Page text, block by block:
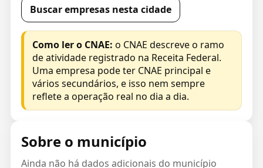
Buscar empresas nesta cidade
Como ler o CNAE: o CNAE descreve o ramo
de atividade registrado na Receita Federal.
Uma empresa pode ter CNAE principal e
vários secundários, e isso nem sempre
reflete a operação real no dia a dia.
Sobre o município
Ainda não há dados adicionais do município